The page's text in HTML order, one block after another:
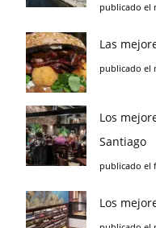
publicado el
Las
publicado el
Los
Santiago
publicado el
Los